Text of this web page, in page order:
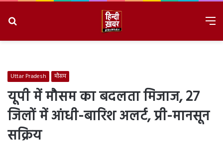
Uttar Pradesh मौसम
यूपी में मौसम का बदलता मिजाज, 27
जिलों में आंधी-बारिश अलर्ट, प्री-मानसून
सक्रिय